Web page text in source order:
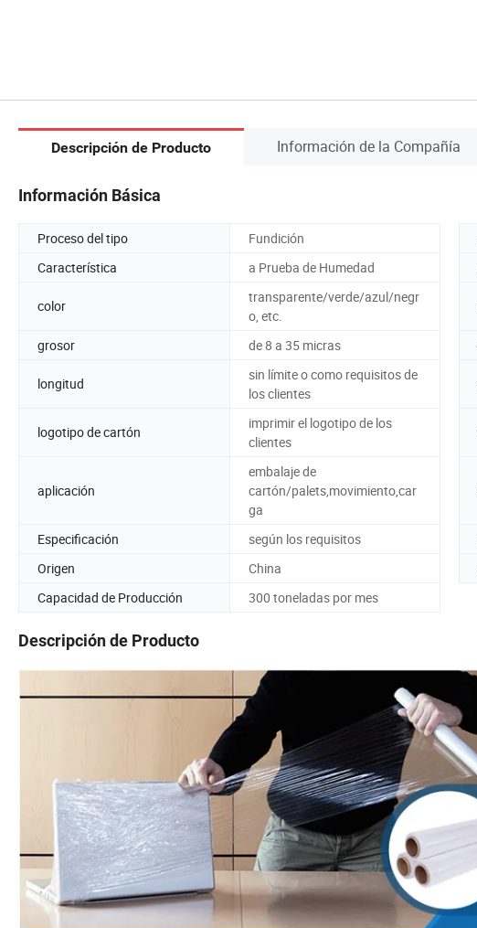
Descripción de Producto Información de la Compañía
Información Básica
Proceso del tipo Fundición
Característica
a Prueba de Humedad
color
transparente/verde/azul/negr
o, etc.
grosor de 8 a 35 micras
longitud
sin límite o como requisitos de
los clientes
logotipo de cartón
imprimir el logotipo de los
clientes
aplicación
embalaje de
cartón/palets,movimiento,car
ga
Especificación según los requisitos
Origen
China
Capacidad de Producción
300 toneladas por mes
Descripción de Producto